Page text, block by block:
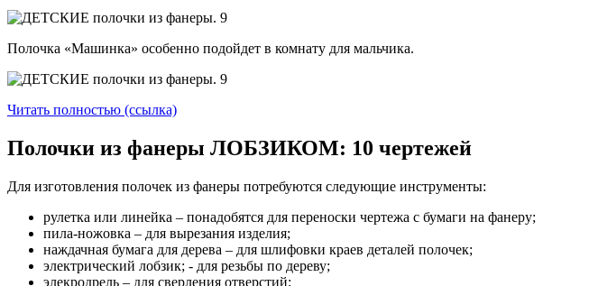
Полочка «Машинка» особенно подойдет в комнату для мальчика.
Читать полностью (ссылка)
Полочки из фанеры ЛОБЗИКОМ: 10 чертежей
Для изготовления полочек из фанеры потребуются следующие инструменты:
рулетка или линейка – понадобятся для переноски чертежа с бумаги на фанеру;
пила-ножовка – для вырезания изделия;
наждачная бумага для дерева – для шлифовки краев деталей полочек;
электрический лобзик; - для резьбы по дереву;
элекродрель – для сверления отверстий;